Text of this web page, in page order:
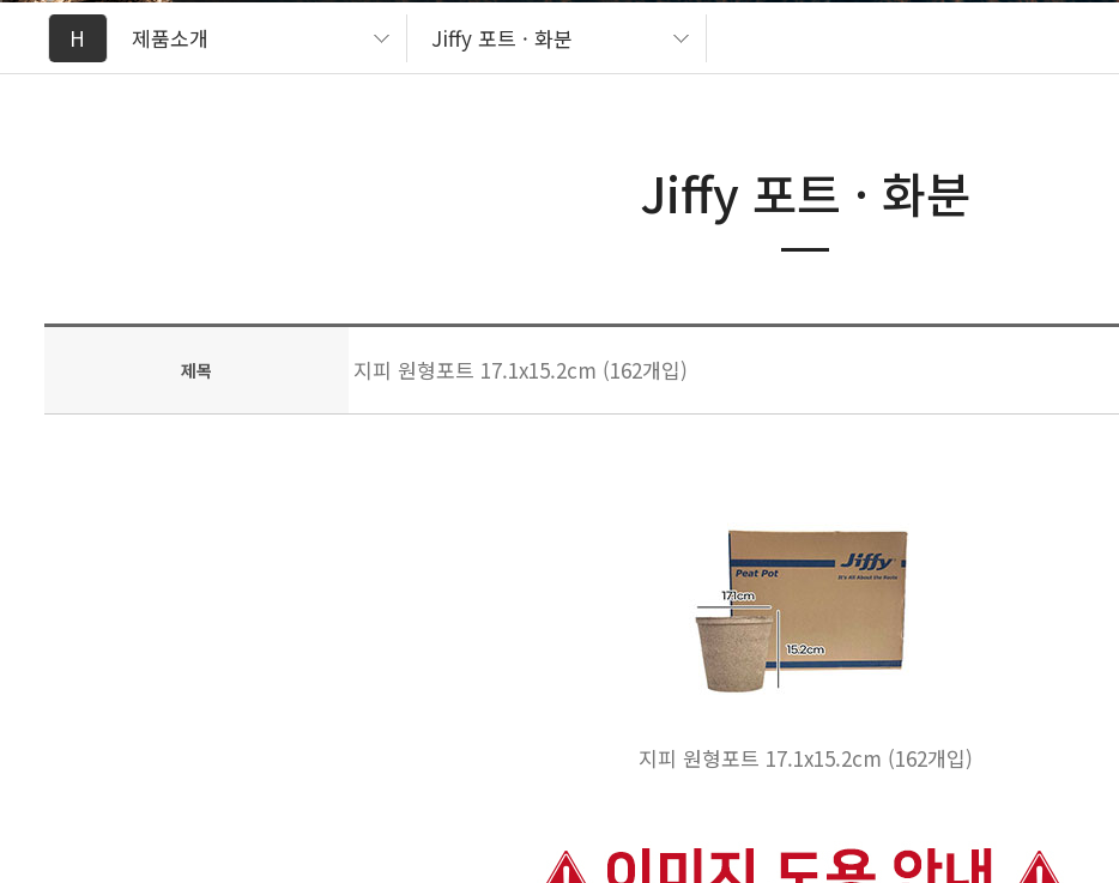
H 제품소개 Jiffy 포트 · 화분
Jiffy 포트 · 화분
제목 지피 원형포트 17.1x15.2cm (162개입)
지피 원형포트 17.1x15.2cm (162개입)